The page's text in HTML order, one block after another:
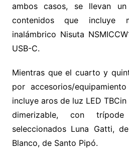
ambos casos, se llevan
contenidos que incluye
inalámbrico Nisuta
USB-C.
Mientras que el cuarto y
por accesorios/
incluye aros de luz LED
dimerizable, con
seleccionados Luna Gatti,
Blanco, de Santo Pipó.